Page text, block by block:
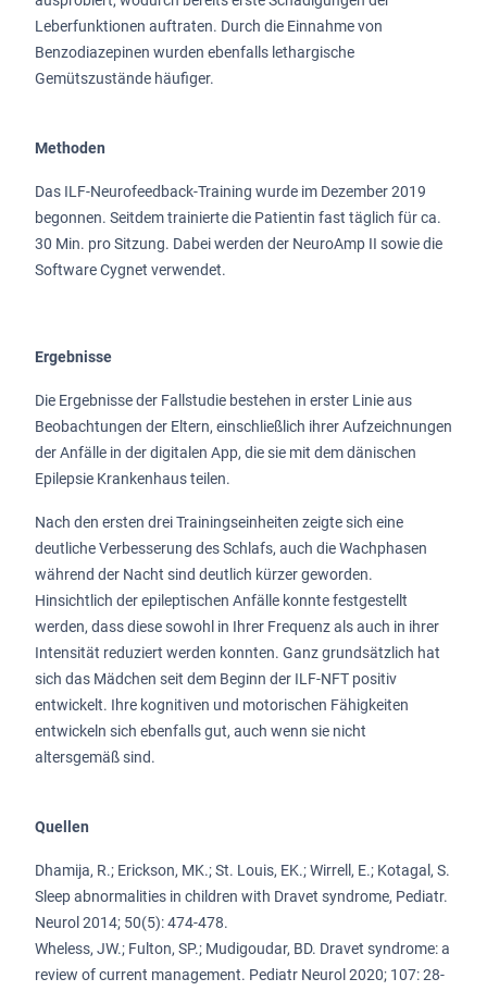
Leberfunktionen auftraten. Durch die Einnahme von
Benzodiazepinen wurden ebenfalls lethargische
Gemütszustände häufiger.
Methoden
Das ILF-Neurofeedback-Training wurde im Dezember 2019
begonnen. Seitdem trainierte die Patientin fast täglich für ca.
30 Min. pro Sitzung. Dabei werden der NeuroAmp II sowie die
Software Cygnet verwendet.
Ergebnisse
Die Ergebnisse der Fallstudie bestehen in erster Linie aus
Beobachtungen der Eltern, einschließlich ihrer Aufzeichnungen
der Anfälle in der digitalen App, die sie mit dem dänischen
Epilepsie Krankenhaus teilen.
Nach den ersten drei Trainingseinheiten zeigte sich eine
deutliche Verbesserung des Schlafs, auch die Wachphasen
während der Nacht sind deutlich kürzer geworden.
Hinsichtlich der epileptischen Anfälle konnte festgestellt
werden, dass diese sowohl in Ihrer Frequenz als auch in ihrer
Intensität reduziert werden konnten. Ganz grundsätzlich hat
sich das Mädchen seit dem Beginn der ILF-NFT positiv
entwickelt. Ihre kognitiven und motorischen Fähigkeiten
entwickeln sich ebenfalls gut, auch wenn sie nicht
altersgemäß sind.
Quellen
Dhamija, R.; Erickson, MK.; St. Louis, EK.; Wirrell, E.; Kotagal, S.
Sleep abnormalities in children with Dravet syndrome, Pediatr.
Neurol 2014; 50(5): 474-478.
Wheless, JW.; Fulton, SP.; Mudigoudar, BD. Dravet syndrome: a
review of current management. Pediatr Neurol 2020; 107: 28-